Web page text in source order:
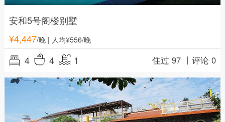
安和5号阁楼别墅
¥4,447/晚| 人均¥556/晚
4 4 1 住过 97 丨评论 0